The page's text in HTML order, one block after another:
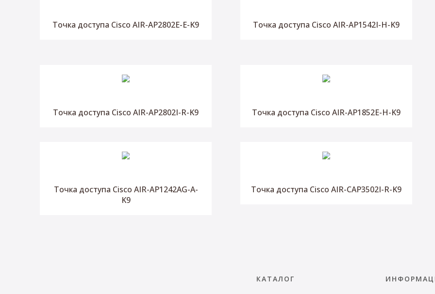
Точка доступа Cisco AIR-AP2802E-E-K9 Точка доступа Cisco AIR-AP1542I-H-K9
Точка доступа Cisco AIR-AP2802I-R-K9 Точка доступа Cisco AIR-AP1852E-H-K9
Точка доступа Cisco AIR-AP1242AG-A-
K9
Точка доступа Cisco AIR-CAP3502I-R-K9
КАТАЛОГ